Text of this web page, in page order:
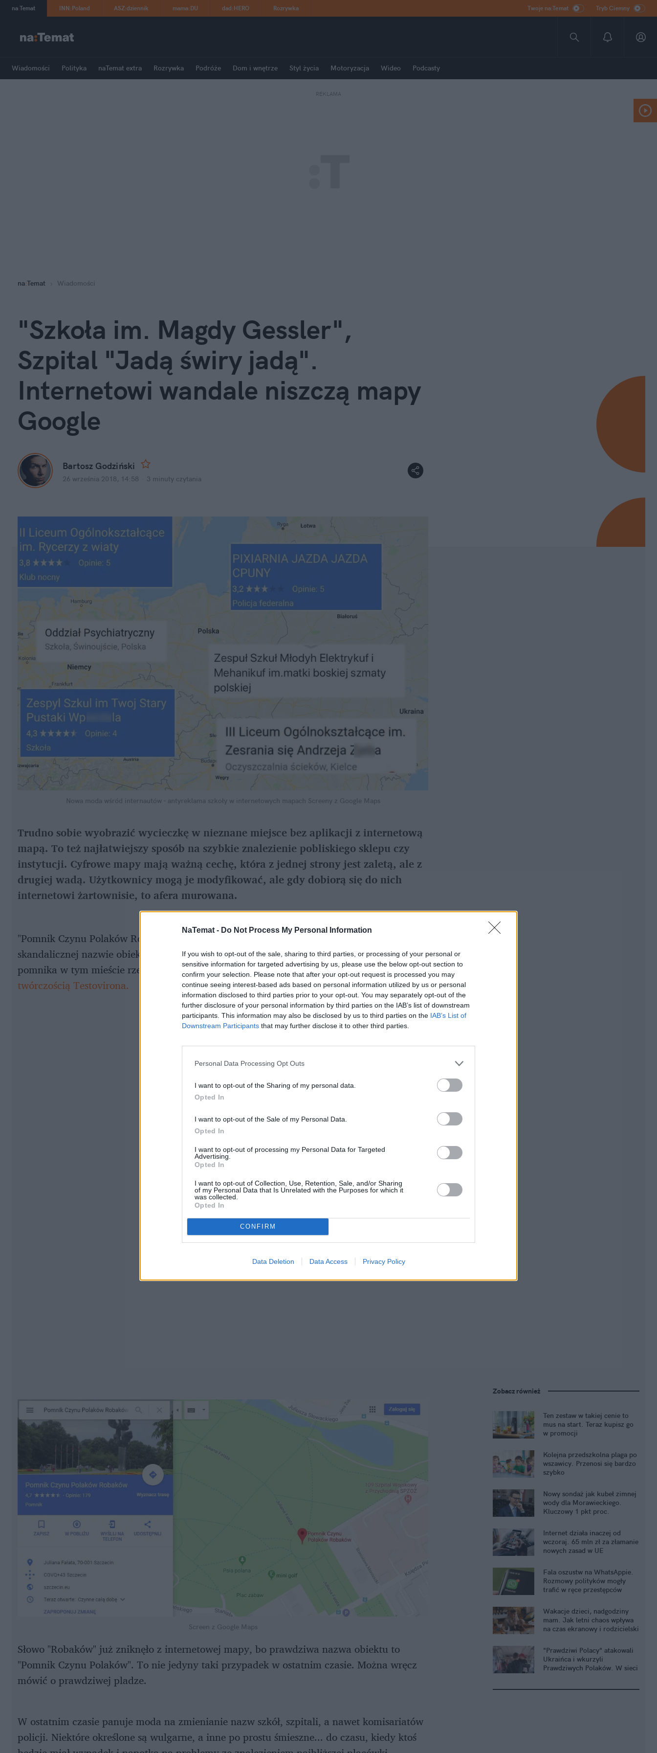
NaTemat - Do Not Process My Personal Information
If you wish to opt-out of the sale, sharing to third parties, or processing of your personal or
sensitive information for targeted advertising by us, please use the below opt-out section to
confirm your selection. Please note that after your opt-out request is processed you may
continue seeing interest-based ads based on personal information utilized by us or personal
information disclosed to third parties prior to your opt-out. You may separately opt-out of the
further disclosure of your personal information by third parties on the IAB’s list of downstream
participants. This information may also be disclosed by us to third parties on the IAB’s List of
Downstream Participants that may further disclose it to other third parties.
Personal Data Processing Opt Outs
I want to opt-out of the Sharing of my personal data.
Opted In
I want to opt-out of the Sale of my Personal Data.
Opted In
I want to opt-out of processing my Personal Data for Targeted
Advertising.
Opted In
I want to opt-out of Collection, Use, Retention, Sale, and/or Sharing
of my Personal Data that Is Unrelated with the Purposes for which it
was collected.
Opted In
CONFIRM
Data Deletion Data Access Privacy Policy
na:Temat INN:Poland ASZ:dziennik mama:DU dad:HERO Rozrywka Twoje na:Temat Tryb Ciemny
Wiadomości Polityka naTemat extra Rozrywka Podróże Dom i wnętrze Styl życia Motoryzacja Wideo Podcasty
REKLAMA
na:Temat Wiadomości
"Szkoła im. Magdy Gessler",
Szpital "Jadą świry jadą".
Internetowi wandale niszczą mapy
Google
Bartosz Godziński
26 września 2018, 14:58 3 minuty czytania
Nowa moda wśród internautów - antyreklama szkoły w internetowych mapach Screeny z Google Maps
Trudno sobie wyobrazić wycieczkę w nieznane miejsce bez aplikacji z internetową
mapą. To też najłatwiejszy sposób na szybkie znalezienie pobliskiego sklepu czy
instytucji. Cyfrowe mapy mają ważną cechę, która z jednej strony jest zaletą, ale z
drugiej wadą. Użytkownicy mogą je modyfikować, ale gdy dobiorą się do nich
internetowi żartownisie, to afera murowana.
"Pomnik Czynu Polaków Robaków" pojawił się w Szczecinie i obiegł cały internet. O
skandalicznej nazwie obiektu w pisały jużduże portaleiserwis Wykop.pl. Takiego
pomnika w tym mieście rzecz jasna nie ma, a za wszystkim stoją trolleinspirowane
twórczością Testovirona.
Screen z Google Maps
Słowo "Robaków" już zniknęło z internetowej mapy, bo prawdziwa nazwa obiektu to
"Pomnik Czynu Polaków". To nie jedyny taki przypadek w ostatnim czasie. Można wręcz
mówić o prawdziwej pladze.
W ostatnim czasie panuje moda na zmienianie nazw szkół, szpitali, a nawet komisariatów
policji. Niektóre określone są wulgarne, a inne po prostu śmieszne... do czasu, kiedy ktoś
Zobacz również
Ten zestaw w takiej cenie to
mus na start. Teraz kupisz go
w promocji
Kolejna przedszkolna plaga po
wszawicy. Przenosi się bardzo
szybko
Nowy sondaż jak kubeł zimnej
wody dla Morawieckiego.
Kluczowy 1 pkt proc.
Internet działa inaczej od
wczoraj. 65 mln zł za złamanie
nowych zasad w UE
Fala oszustw na WhatsAppie.
Rozmowy polityków mogły
trafić w ręce przestępców
Wakacje dzieci, nadgodziny
mam. Jak letni chaos wpływa
na czas ekranowy i rodzicielski
"Prawdziwi Polacy" atakowali
Ukraińca i wkurzyli
Prawdziwych Polaków. W sieci